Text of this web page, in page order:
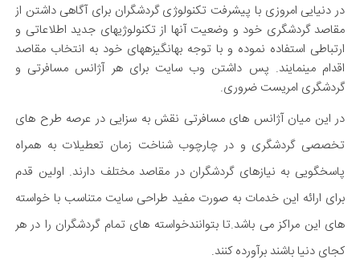
در دنیایی امروزی با پیشرفت تکنولوژی گردشگران برای آگاهی داشتن از
مقاصد گردشگری خود و وضعیت آنها از تکنولوژیهای جدید اطلاعاتی و
ارتباطی استفاده نموده و با توجه بهانگیزههای خود به انتخاب مقاصد
اقدام مینمایند. پس داشتن وب سایت برای هر آژانس مسافرتی و
گردشگری امریست ضروری.
در این میان آژانس های مسافرتی نقش به سزایی در عرصه طرح های
تخصصی گردشگری و در چارچوب شناخت زمان تعطیلات به همراه
پاسخگویی به نیازهای گردشگران در مقاصد مختلف دارند. اولین قدم
برای ارائه این خدمات به صورت مفید طراحی سایت متناسب با خواسته
های این مراکز می باشد.تا بتوانندخواسته های تمام گردشگران را در هر
کجای دنیا باشند برآورده کنند.